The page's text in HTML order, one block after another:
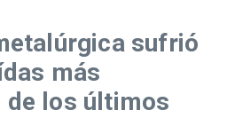
sufrió
más
de los últimos